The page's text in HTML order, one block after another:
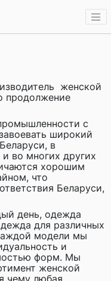
женской
продолжение
с
широкий
в
во многих других
хорошим
что
Беларуси,
день, одежда
для различных
модели мы
и
форм. Мы
женской